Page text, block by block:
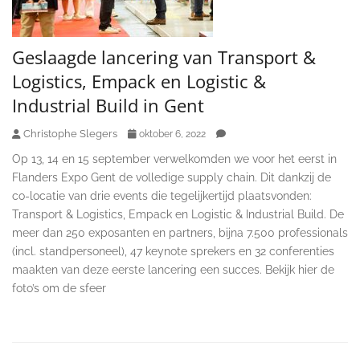
Geslaagde lancering van Transport &
Logistics, Empack en Logistic &
Industrial Build in Gent
Christophe Slegers oktober 6, 2022
Op 13, 14 en 15 september verwelkomden we voor het eerst in
Flanders Expo Gent de volledige supply chain. Dit dankzij de
co-locatie van drie events die tegelijkertijd plaatsvonden:
Transport & Logistics, Empack en Logistic & Industrial Build. De
meer dan 250 exposanten en partners, bijna 7.500 professionals
(incl. standpersoneel), 47 keynote sprekers en 32 conferenties
maakten van deze eerste lancering een succes. Bekijk hier de
foto’s om de sfeer